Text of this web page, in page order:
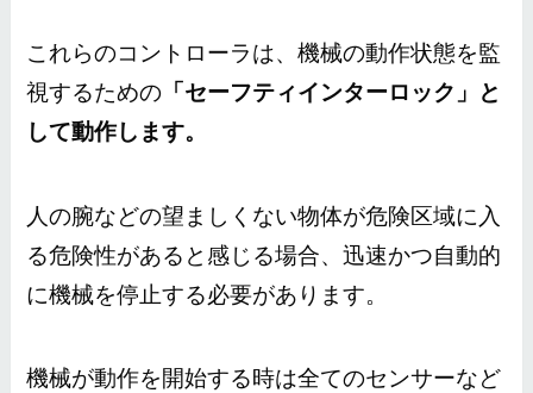
これらのコントローラは、機械の動作状態を監
視するための 「セーフティインターロック」と
して動作します。
人の腕などの望ましくない物体が危険区域に入
る危険性があると感じる場合、迅速かつ自動的
に機械を停止する必要があります。
機械が動作を開始する時は全てのセンサーなど